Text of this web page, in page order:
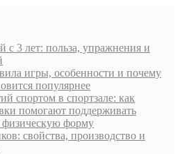
с 3 лет: польза, упражнения и
игры, особенности и почему
популярнее
спортом в спортзале: как
помогают поддерживать
форму
свойства, производство и